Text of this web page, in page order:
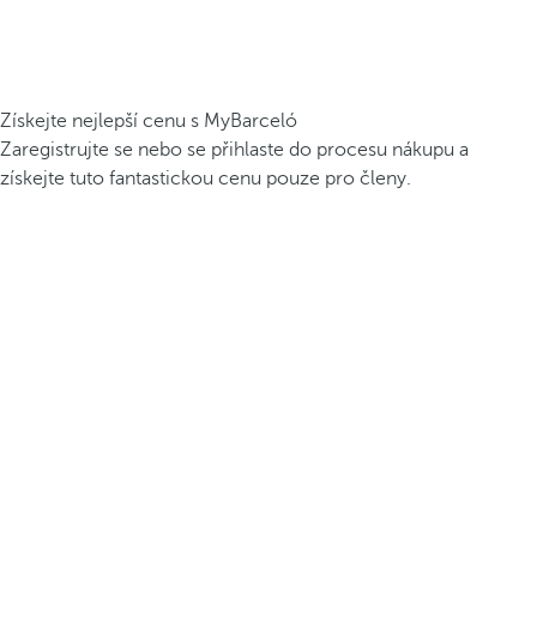
Získejte nejlepší cenu s MyBarceló
Zaregistrujte se nebo se přihlaste do procesu nákupu a
získejte tuto fantastickou cenu pouze pro členy.